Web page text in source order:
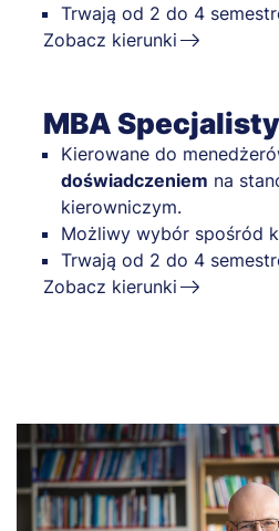
Trwają od 2 do 4
Zobacz kierunki
MBA
Kierowane do
doświadczeniem na
kierowniczym.
Możliwy wybór spośród
Trwają od 2 do 4
Zobacz kierunki